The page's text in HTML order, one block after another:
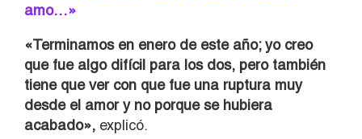
amo…»
«Terminamos en enero de este año; yo creo
que fue algo difícil para los dos, pero también
tiene que ver con que fue una ruptura muy
desde el amor y no porque se hubiera
acabado», explicó.